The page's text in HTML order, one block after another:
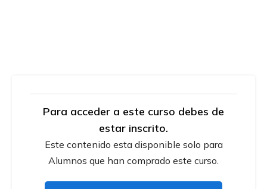
Para acceder a este curso debes de
estar inscrito.
Este contenido esta disponible solo para
Alumnos que han comprado este curso.